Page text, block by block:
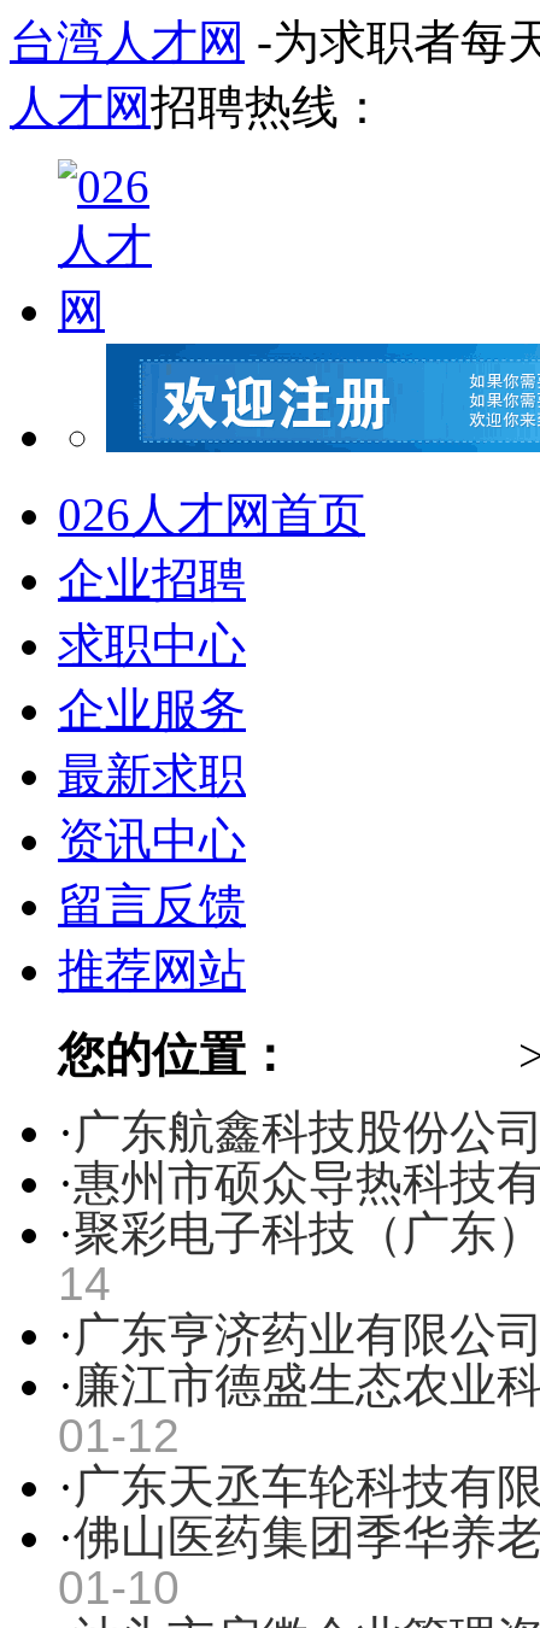
台湾人才网 -为求职者每
人才网招聘热线：
026人才网首页
企业招聘
求职中心
企业服务
最新求职
资讯中心
留言反馈
推荐网站
您的位置：
·广东航鑫科技股份公
·惠州市硕众导热科技
·聚彩电子科技（广东
14
·广东亨济药业有限公
·廉江市德盛生态农业
01-12
·广东天丞车轮科技有
·佛山医药集团季华养
01-10